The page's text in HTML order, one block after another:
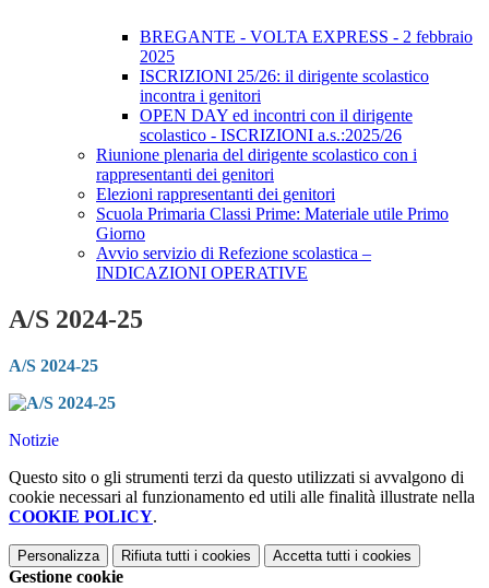
BREGANTE - VOLTA EXPRESS - 2 febbraio
2025
ISCRIZIONI 25/26: il dirigente scolastico
incontra i genitori
OPEN DAY ed incontri con il dirigente
scolastico - ISCRIZIONI a.s.:2025/26
Riunione plenaria del dirigente scolastico con i
rappresentanti dei genitori
Elezioni rappresentanti dei genitori
Scuola Primaria Classi Prime: Materiale utile Primo
Giorno
Avvio servizio di Refezione scolastica –
INDICAZIONI OPERATIVE
A/S 2024-25
A/S 2024-25
Notizie
Questo sito o gli strumenti terzi da questo utilizzati si avvalgono di
cookie necessari al funzionamento ed utili alle finalità illustrate nella
COOKIE POLICY.
Personalizza Rifiuta tutti i cookies Accetta tutti i cookies
Gestione cookie